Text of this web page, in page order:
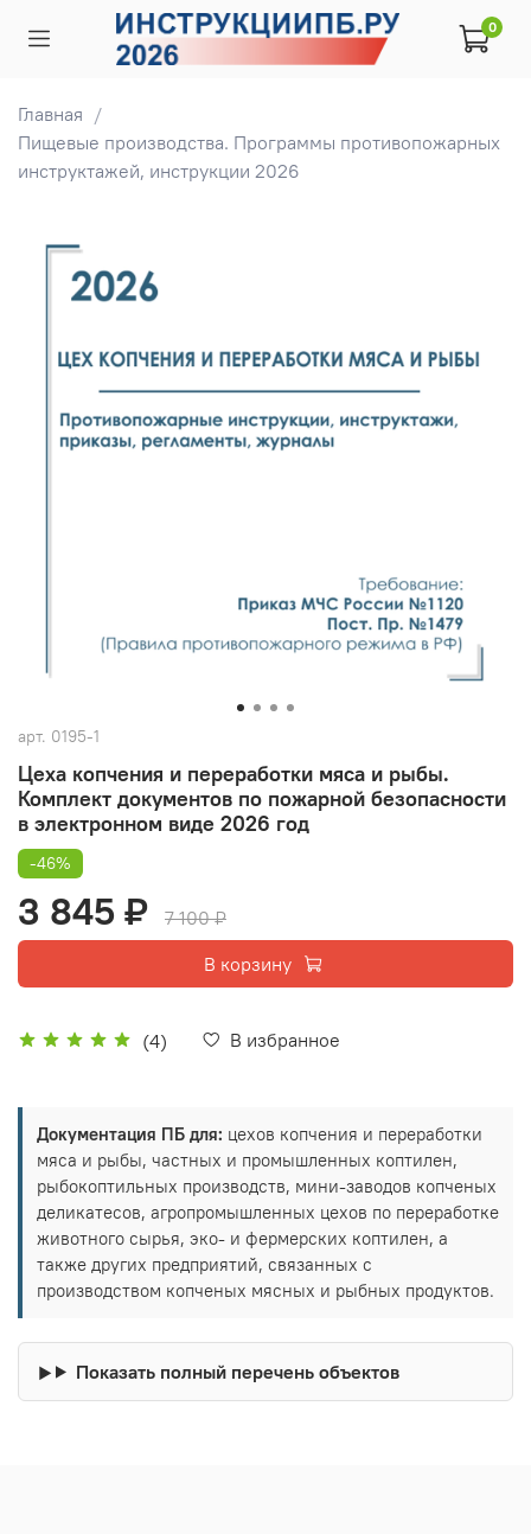
0
Главная
Пищевые производства. Программы противопожарных
инструктажей, инструкции 2026
арт. 0195-1
Цеха копчения и переработки мяса и рыбы.
Комплект документов по пожарной безопасности
в электронном виде 2026 год
(4) В избранное
-46%
3 845 ₽
7 100 ₽
В корзину
Документация ПБ для: цехов копчения и переработки
мяса и рыбы, частных и промышленных коптилен,
рыбокоптильных производств, мини-заводов копченых
деликатесов, агропромышленных цехов по переработке
животного сырья, эко- и фермерских коптилен, а
также других предприятий, связанных с
производством копченых мясных и рыбных продуктов.
Показать полный перечень объектов